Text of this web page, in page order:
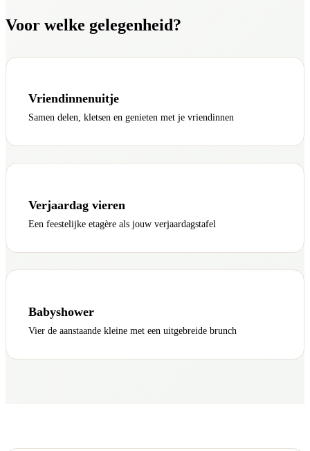
Voor welke gelegenheid?
Vriendinnenuitje
Samen delen, kletsen en genieten met je vriendinnen
Verjaardag vieren
Een feestelijke etagère als jouw verjaardagstafel
Babyshower
Vier de aanstaande kleine met een uitgebreide brunch